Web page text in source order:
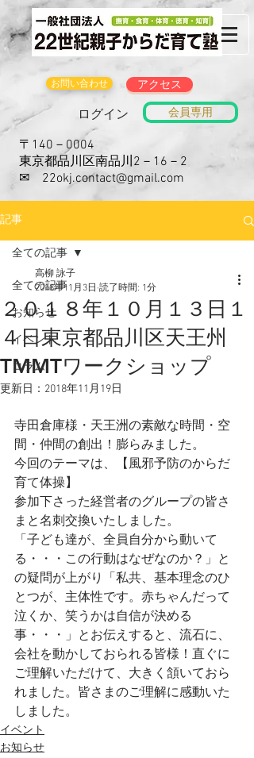
お問い合わせ アクセス
ログイン 会員専用
〒140－0004
東京都品川区南品川2－16－2
​✉ 22okj.contact@gmail.com
記事
全ての記事
お知らせ
イベント
コラム
全ての記事
２０１８年１０月１３日１
４日東京都品川区天王州
TMMTワークショップ
高柳 詠子
2018年11月3日 読了時間: 1分
更新日： 2018年11月19日
寺田倉庫様・天王洲の素敵な時間・空
間・仲間の創出！膨らみました。
今回のテーマは、【風邪予防のからだ
育て体操】
参加下さった経営者のグループの皆さ
まと名刺交換いたしました。
「子ども達が、全員自分から動いて
る・・・この行動はなぜなのか？」と
の疑問が上がり「私共、基本理念のひ
とつが、主体性です。赤ちゃんだって
泣くか、笑うかは自信が決める
事・・・」とお伝えすると、流石に、
会社を動かしておられる皆様！直ぐに
ご理解いただけて、大きく頷いておら
れました。皆さまのご理解に感動いた
しました。
イベント
お知らせ